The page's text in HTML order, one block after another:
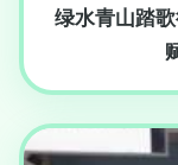
绿水青山踏